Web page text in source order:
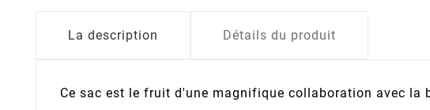
La description Détails du produit
Ce sac est le fruit d'une magnifique collaboration avec la